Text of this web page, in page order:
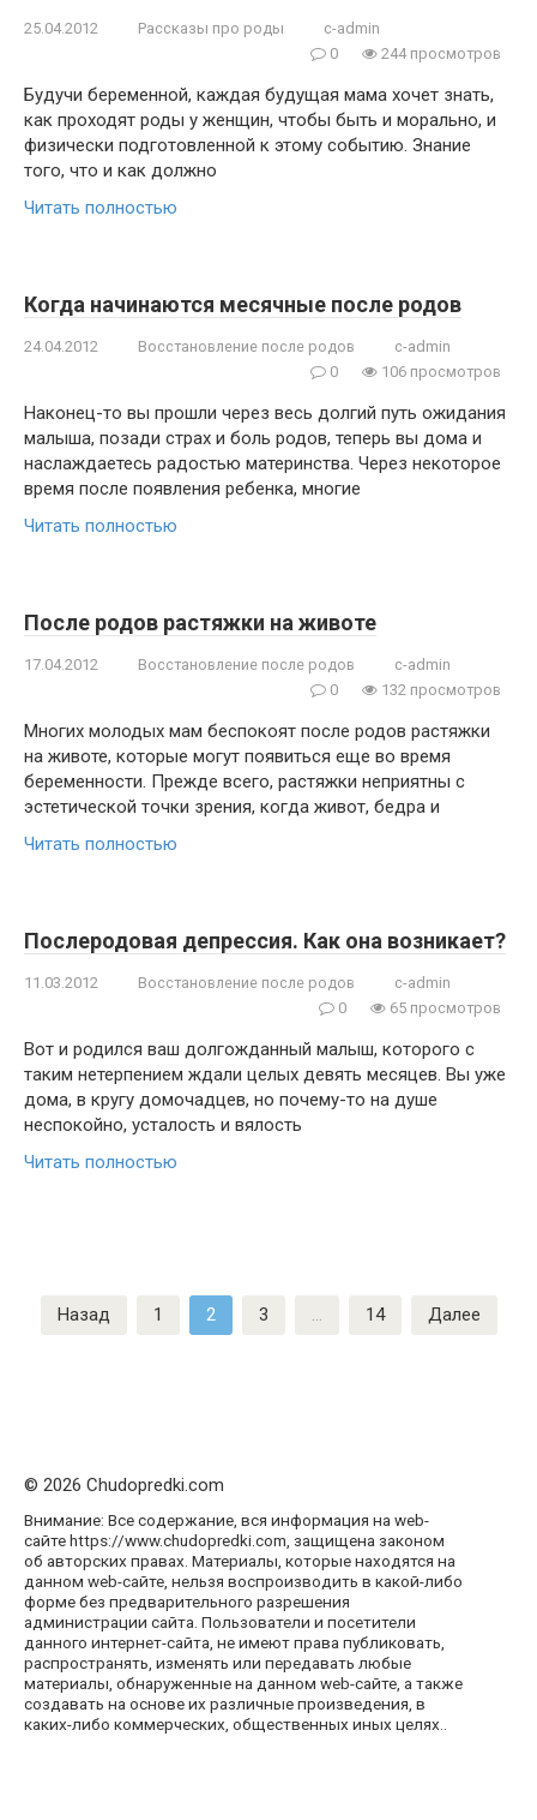
25.04.2012 Рассказы про роды
c-admin
0
244 просмотров
Будучи беременной, каждая будущая мама хочет знать,
как проходят роды у женщин, чтобы быть и морально, и
физически подготовленной к этому событию. Знание
того, что и как должно
Читать полностью
Когда начинаются месячные после родов
24.04.2012 Восстановление после родов
c-admin
0
106 просмотров
Наконец-то вы прошли через весь долгий путь ожидания
малыша, позади страх и боль родов, теперь вы дома и
наслаждаетесь радостью материнства. Через некоторое
время после появления ребенка, многие
Читать полностью
После родов растяжки на животе
17.04.2012 Восстановление после родов
c-admin
0
132 просмотров
Многих молодых мам беспокоят после родов растяжки
на животе, которые могут появиться еще во время
беременности. Прежде всего, растяжки неприятны с
эстетической точки зрения, когда живот, бедра и
Читать полностью
Послеродовая депрессия. Как она возникает?
11.03.2012 Восстановление после родов
c-admin
0
65 просмотров
Вот и родился ваш долгожданный малыш, которого с
таким нетерпением ждали целых девять месяцев. Вы уже
дома, в кругу домочадцев, но почему-то на душе
неспокойно, усталость и вялость
Читать полностью
Пагинация
записей
Назад 1 2 3 … 14 Далее
© 2026 Chudopredki.com
Внимание: Все содержание, вся информация на web-
сайте https://www.chudopredki.com, защищена законом
об авторских правах. Материалы, которые находятся на
данном web-сайте, нельзя воспроизводить в какой-либо
форме без предварительного разрешения
администрации сайта. Пользователи и посетители
данного интернет-сайта, не имеют права публиковать,
распространять, изменять или передавать любые
материалы, обнаруженные на данном web-сайте, а также
создавать на основе их различные произведения, в
каких-либо коммерческих, общественных иных целях..